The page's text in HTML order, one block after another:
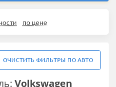
по цене
ОЧИСТИТЬ ФИЛЬТРЫ ПО АВТО
Volkswagen